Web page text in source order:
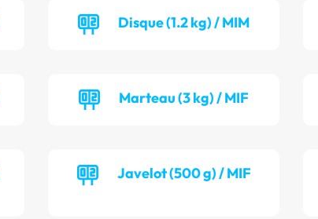
Disque (1.2 kg) / MIM
Marteau (3 kg) / MIF
Javelot (500 g) / MIF